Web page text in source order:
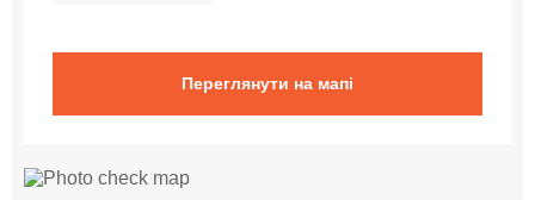
Переглянути на мапі